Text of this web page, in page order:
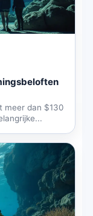
meer dan $130